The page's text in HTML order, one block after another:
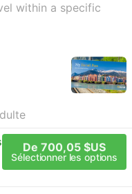
within a specific
De 700,05 $US
Sélectionner les options